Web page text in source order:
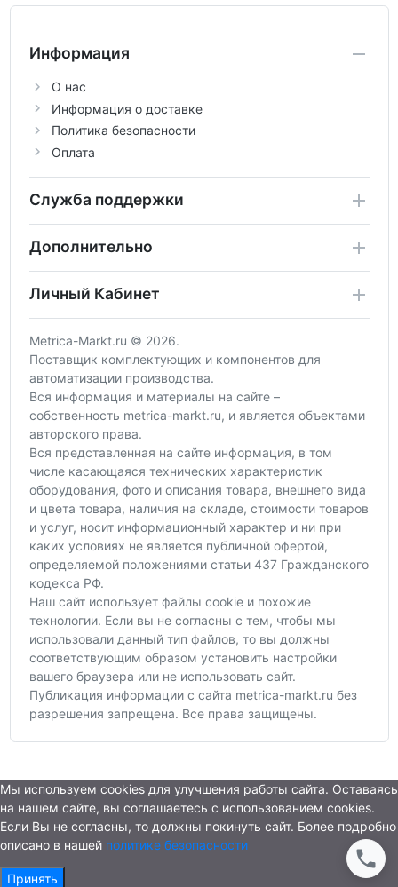
Информация
О нас
Информация о доставке
Политика безопасности
Оплата
Служба поддержки
Дополнительно
Личный Кабинет
Metrica-Markt.ru © 2026.
Поставщик комплектующих и компонентов для
автоматизации производства.
Вся информация и материалы на сайте –
собственность metrica-markt.ru, и является объектами
авторского права.
Вся представленная на сайте информация, в том
числе касающаяся технических характеристик
оборудования, фото и описания товара, внешнего вида
и цвета товара, наличия на складе, стоимости товаров
и услуг, носит информационный характер и ни при
каких условиях не является публичной офертой,
определяемой положениями статьи 437 Гражданского
кодекса РФ.
Наш сайт использует файлы cookie и похожие
технологии. Если вы не согласны с тем, чтобы мы
использовали данный тип файлов, то вы должны
соответствующим образом установить настройки
вашего браузера или не использовать сайт.
Публикация информации с сайта metrica-markt.ru без
разрешения запрещена. Все права защищены.
Мы используем cookies для улучшения работы сайта. Оставаясь
на нашем сайте, вы соглашаетесь с использованием cookies.
Если Вы не согласны, то должны покинуть сайт. Более подробно
описано в нашей политике безопасности
Принять